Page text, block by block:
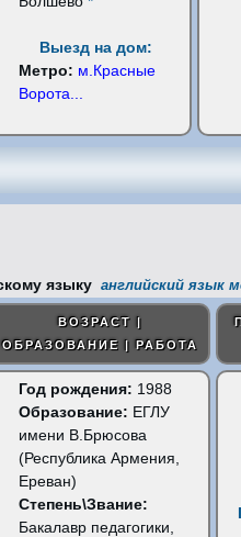
Выезд на дом:
Метро: м.Красные
Ворота
английский язык
ВОЗРАСТ |
ОБРАЗОВАНИЕ | РАБОТА
Год рождения: 1988
Образование: ЕГЛУ
имени В.Брюсова
(Республика Армения,
Ереван)
Степень\Звание:
Бакалавр педагогики,